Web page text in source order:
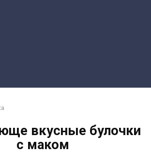
вкусные булочки
с маком